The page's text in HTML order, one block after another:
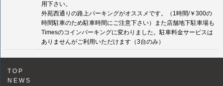
用下さい。
外苑西通りの路上パーキングがオススメです。（1時間/￥300の
時間駐車のため駐車時間にご注意下さい）また店舗地下駐車場も
Timesのコインパーキングに変わりました。駐車料金サービスは
ありませんがご利用いただけます（3台のみ）
TOP
NEWS